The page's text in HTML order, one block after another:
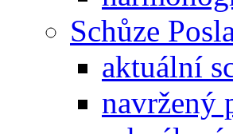
Schůze
aktuální
navržený